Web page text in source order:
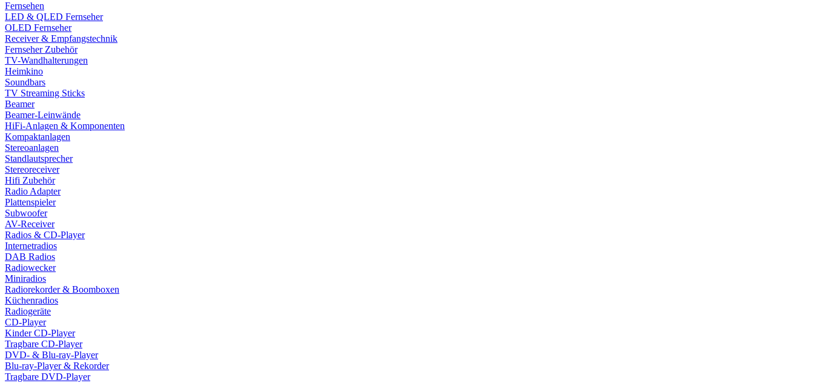
Fernsehen
LED & QLED Fernseher
OLED Fernseher
Receiver & Empfangstechnik
Fernseher Zubehör
TV-Wandhalterungen
Heimkino
Soundbars
TV Streaming Sticks
Beamer
Beamer-Leinwände
HiFi-Anlagen & Komponenten
Kompaktanlagen
Stereoanlagen
Standlautsprecher
Stereoreceiver
Hifi Zubehör
Radio Adapter
Plattenspieler
Subwoofer
AV-Receiver
Radios & CD-Player
Internetradios
DAB Radios
Radiowecker
Miniradios
Radiorekorder & Boomboxen
Küchenradios
Radiogeräte
CD-Player
Kinder CD-Player
Tragbare CD-Player
DVD- & Blu-ray-Player
Blu-ray-Player & Rekorder
Tragbare DVD-Player